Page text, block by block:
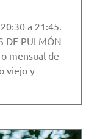
a 21:45.
DE PULMÓN
mensual de
viejo y